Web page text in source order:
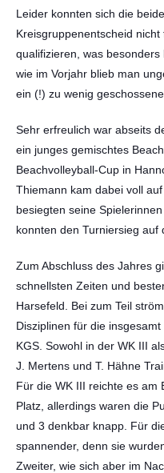
Leider konnten sich die
Kreisgruppenentscheid
qualifizieren, was
wie im Vorjahr blieb man
ein (!) zu wenig
Sehr erfreulich war abseits
ein junges gemischtes
Beachvolleyball-Cup in
Thiemann kam dabei voll
besiegten seine
konnten den Turniersieg auf
Zum Abschluss des Jahres
schnellsten Zeiten und
Harsefeld. Bei zum Teil
Disziplinen für die
KGS. Sowohl in der WK III
J. Mertens und T. Hähne
Für die WK III reichte es am
Platz, allerdings waren die
und 3 denkbar knapp. Für
spannender, denn sie
Zweiter, wie sich aber im